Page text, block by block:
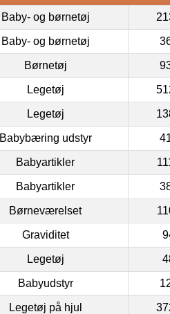
Baby- og børnetøj
Baby- og børnetøj
Børnetøj
Legetøj
Legetøj
Babybæring udstyr
Babyartikler
Babyartikler
Børneværelset
Graviditet
Legetøj
Babyudstyr
Legetøj på hjul